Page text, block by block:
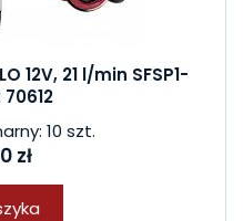
12V, 21 l/min SFSP1-
70612
10 szt.
zł